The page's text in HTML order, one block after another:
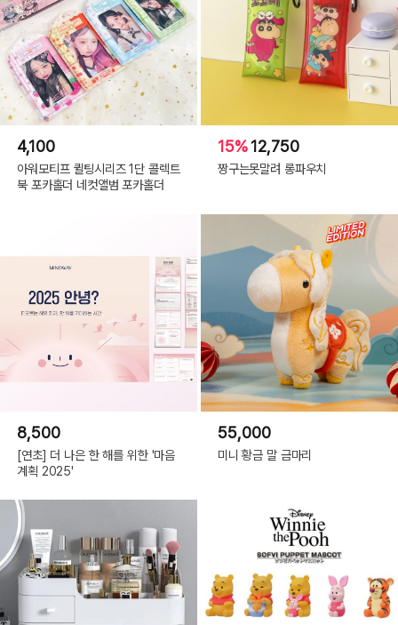
4,100
아워모티프 퀼팅시리즈 1단 콜렉트
북 포카홀더 네컷앨범 포카홀더
15%12,750
짱구는못말려 롱파우치
8,500
[연초] 더 나은 한 해를 위한 '마음
계획 2025'
55,000
미니 황금 말 금마리